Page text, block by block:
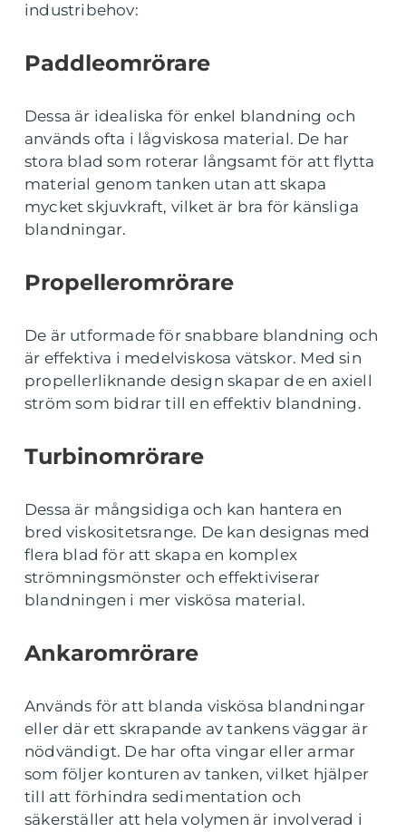
industribehov:
Paddleomrörare
Dessa är idealiska för enkel blandning och
används ofta i lågviskosa material. De har
stora blad som roterar långsamt för att flytta
material genom tanken utan att skapa
mycket skjuvkraft, vilket är bra för känsliga
blandningar.
Propelleromrörare
De är utformade för snabbare blandning och
är effektiva i medelviskosa vätskor. Med sin
propellerliknande design skapar de en axiell
ström som bidrar till en effektiv blandning.
Turbinomrörare
Dessa är mångsidiga och kan hantera en
bred viskositetsrange. De kan designas med
flera blad för att skapa en komplex
strömningsmönster och effektiviserar
blandningen i mer viskösa material.
Ankaromrörare
Används för att blanda viskösa blandningar
eller där ett skrapande av tankens väggar är
nödvändigt. De har ofta vingar eller armar
som följer konturen av tanken, vilket hjälper
till att förhindra sedimentation och
säkerställer att hela volymen är involverad i